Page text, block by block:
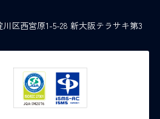
区西宮原1-5-28 新大阪テラサキ第3